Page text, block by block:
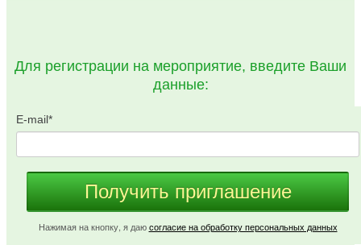
Для регистрации на мероприятие, введите Ваши
данные:
E-mail*
Нажимая на кнопку, я даюсогласие на обработку персональных данных